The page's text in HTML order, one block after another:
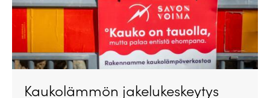
Kaukolämmön jakelukeskeytys